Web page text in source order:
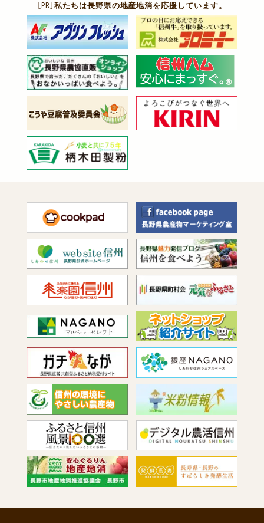
［PR］私たちは長野県の地産地消を応援しています。